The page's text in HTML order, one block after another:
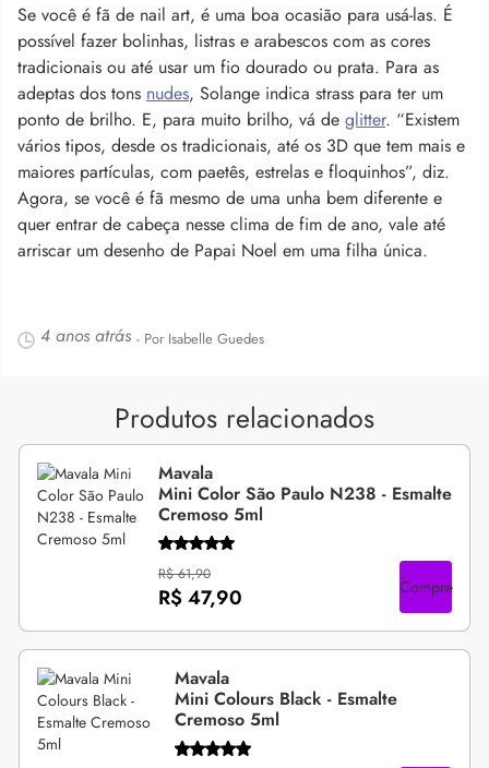
Se você é fã de nail art, é uma boa ocasião para usá-las. É
possível fazer bolinhas, listras e arabescos com as cores
tradicionais ou até usar um fio dourado ou prata. Para as
adeptas dos tons nudes, Solange indica strass para ter um
ponto de brilho. E, para muito brilho, vá de glitter. “Existem
vários tipos, desde os tradicionais, até os 3D que tem mais e
maiores partículas, com paetês, estrelas e floquinhos”, diz.
Agora, se você é fã mesmo de uma unha bem diferente e
quer entrar de cabeça nesse clima de fim de ano, vale até
arriscar um desenho de Papai Noel em uma filha única.
4 anos atrás - Por Isabelle Guedes
Produtos relacionados
Mavala
Mini Color São Paulo N238 - Esmalte
Cremoso 5ml
R$ 61,90
R$ 47,90 Compre
Mavala
Mini Colours Black - Esmalte
Cremoso 5ml